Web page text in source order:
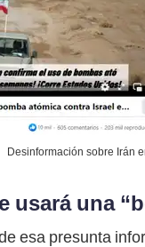
Desinformación sobre Irán
usará una
esa presunta